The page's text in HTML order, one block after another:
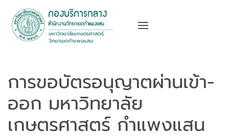
การขอบัตรอนุญาตผ่านเข้า-
ออก มหาวิทยาลัย
เกษตรศาสตร์ กำแพงแสน